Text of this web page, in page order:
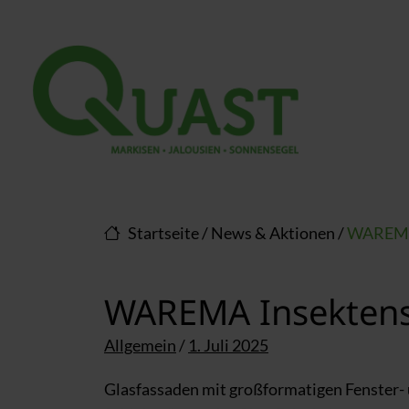
Hauptnavigation
Startseite/News & Aktionen /
WAREMA
Allgemein / Posted on
1. Juli 2025
Glasfassaden mit großformatigen